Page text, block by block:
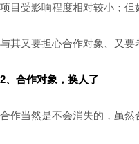
项目受影响程度相对较小；
与其又要担心合作对象、又
2、合作对象，换人了
合作当然是不会消失的，虽